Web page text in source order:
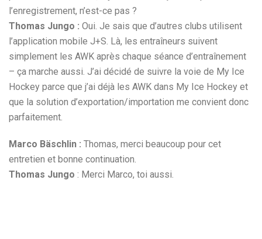
l’enregistrement, n’est-ce pas ?
Thomas Jungo : Oui. Je sais que d’autres clubs utilisent
l’application mobile J+S. Là, les entraîneurs suivent
simplement les AWK après chaque séance d’entraînement
– ça marche aussi. J’ai décidé de suivre la voie de My Ice
Hockey parce que j’ai déjà les AWK dans My Ice Hockey et
que la solution d’exportation/importation me convient donc
parfaitement.
Marco Bäschlin : Thomas, merci beaucoup pour cet
entretien et bonne continuation.
Thomas Jungo : Merci Marco, toi aussi.